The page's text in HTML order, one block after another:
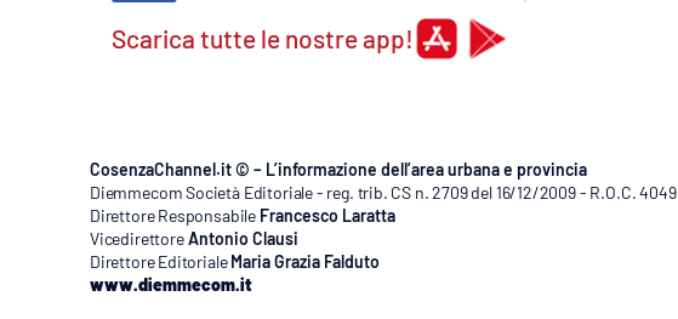
Scarica tutte le nostre app!
CosenzaChannel.it © – L’informazione dell’area urbana e provincia
Diemmecom Società Editoriale - reg. trib. CS n. 2709 del 16/12/2009 - R.O.C. 4049
Direttore Responsabile Francesco Laratta
VicedirettoreAntonio Clausi
Direttore Editoriale Maria Grazia Falduto
www.diemmecom.it